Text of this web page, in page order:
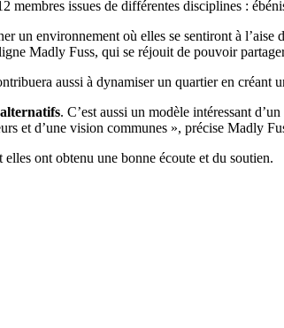
membres issues de différentes disciplines :
un environnement où elles se sentiront à l’aise
Madly Fuss, qui se réjouit de pouvoir
aussi à dynamiser un quartier en créant
. C’est aussi un modèle intéressant
et d’une vision communes », précise Madly
ont obtenu une bonne écoute et du soutien.